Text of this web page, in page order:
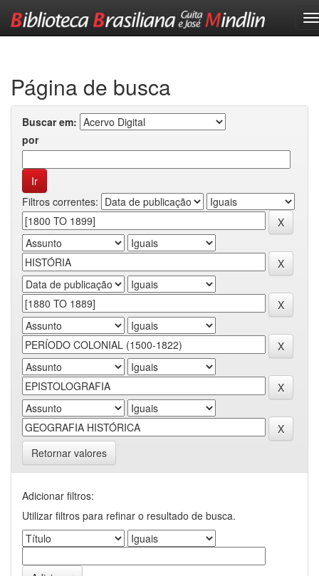
Página de busca
Buscar em:
por
Filtros correntes:
Retornar valores
Adicionar filtros:
Utilizar filtros para refinar o resultado de busca.